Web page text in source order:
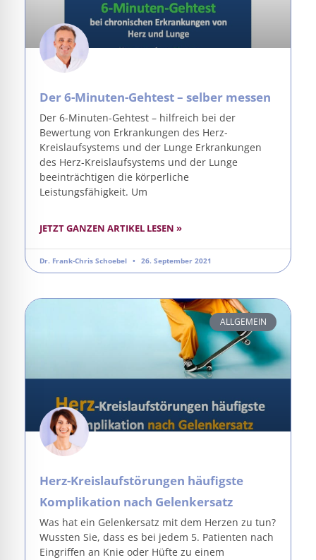
Der 6-Minuten-Gehtest – selber messen
Der 6-Minuten-Gehtest – hilfreich bei der
Bewertung von Erkrankungen des Herz-
Kreislaufsystems und der Lunge Erkrankungen
des Herz-Kreislaufsystems und der Lunge
beeinträchtigen die körperliche
Leistungsfähigkeit. Um
JETZT GANZEN ARTIKEL LESEN »
Dr. Frank-Chris Schoebel 26. September 2021
ALLGEMEIN
Herz-Kreislaufstörungen häufigste
Komplikation nach Gelenkersatz
Was hat ein Gelenkersatz mit dem Herzen zu tun?
Wussten Sie, dass es bei jedem 5. Patienten nach
Eingriffen an Knie oder Hüfte zu einem